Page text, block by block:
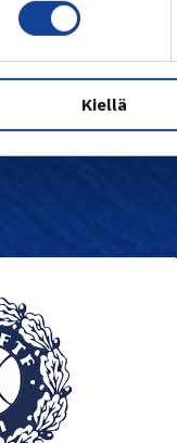
Kiellä